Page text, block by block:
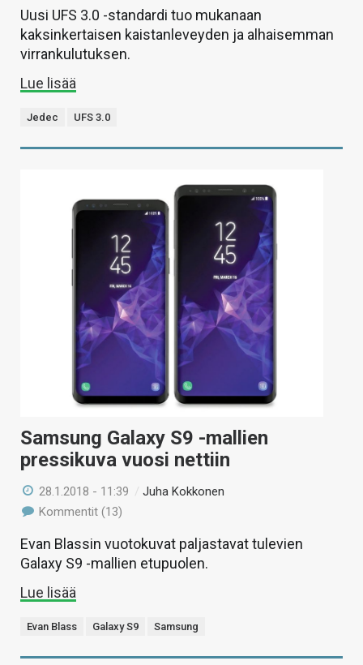
Uusi UFS 3.0 -standardi tuo mukanaan
kaksinkertaisen kaistanleveyden ja alhaisemman
virrankulutuksen.
Lue lisää
Jedec UFS 3.0
Samsung Galaxy S9 -mallien
pressikuva vuosi nettiin
28.1.2018 - 11:39 /Juha Kokkonen
Kommentit (13)
Evan Blassin vuotokuvat paljastavat tulevien
Galaxy S9 -mallien etupuolen.
Lue lisää
Evan Blass Galaxy S9 Samsung